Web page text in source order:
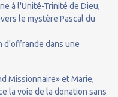
à l'Unité-Trinité de Dieu,
le mystère Pascal du
d'offrande dans une
Missionnaire» et Marie,
la voie de la donation sans